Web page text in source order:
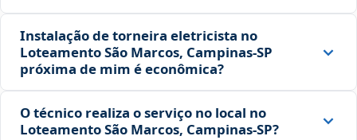
Instalação de torneira eletricista no
Loteamento São Marcos, Campinas‑SP
próxima de mim é econômica?
O técnico realiza o serviço no local no
Loteamento São Marcos, Campinas‑SP?